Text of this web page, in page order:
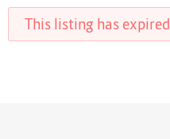
This listing has expired